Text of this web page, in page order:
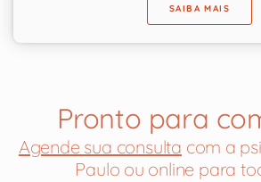
SAIBA MAIS
Pronto para
Agende sua consulta com a
Paulo ou online para